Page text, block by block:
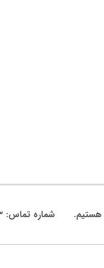
شماره تماس: 09011823003